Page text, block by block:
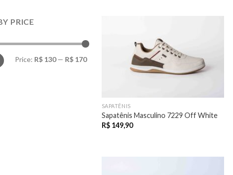
PRICE
Price: R$ 130— R$ 170
SAPATÊNIS
Sapatênis Masculino 7229 Off White
R$149,90